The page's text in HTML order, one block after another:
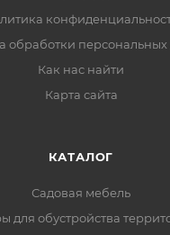
обработки
Как нас найти
Карта сайта
КАТАЛОГ
Садовая мебель
для обустройства